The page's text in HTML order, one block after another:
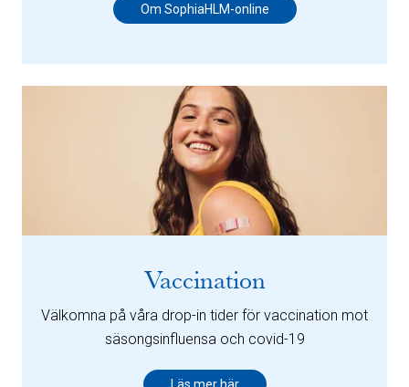
Om SophiaHLM-online
Vaccination
Välkomna på våra drop-in tider för vaccination mot
säsongsinfluensa och covid-19